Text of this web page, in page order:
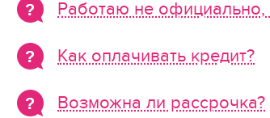
Работаю не
Как оплачивать кредит?
Возможна ли рассрочка?